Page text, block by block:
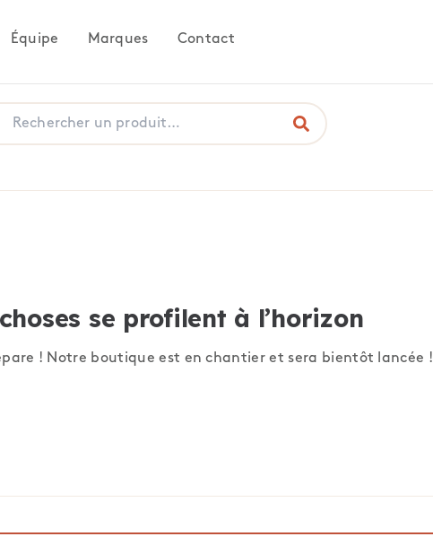
Équipe Marques Contact
se profilent à l’horizon
! Notre boutique est en chantier et sera bientôt lancée !